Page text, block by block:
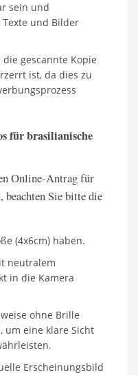
sein und
und Bilder
gescannte Kopie
ist, da dies zu
für brasilianische
Online-Antrag für
Sie bitte die
(4x6cm) haben.
neutralem
in die Kamera
ohne Brille
um eine klare Sicht
Erscheinungsbild